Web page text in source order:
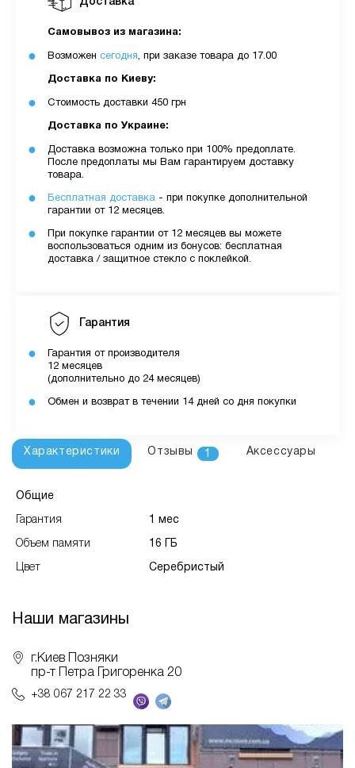
Самовывоз из магазина:
Возможен сегодня, при заказе товара до 17.00
Доставка по Киеву:
Стоимость доставки 450 грн
Доставка по Украине:
Доставка возможна только при 100% предоплате.
После предоплаты мы Вам гарантируем доставку
товара.
Бесплатная доставка - при покупке дополнительной
гарантии от 12 месяцев.
При покупке гарантии от 12 месяцев вы можете
воспользоваться одним из бонусов: бесплатная
доставка / защитное стекло с поклейкой.
Гарантия
Гарантия от производителя
12 месяцев
(дополнительно до 24 месяцев)
Обмен и возврат в течении 14 дней со дня покупки
Характеристики Отзывы 1 Аксессуары
Общие
Гарантия 1 мес
Объем памяти 16 ГБ
Цвет Серебристый
Наши магазины
г.Киев Позняки
пр-т Петра Григоренка 20
+38 067 217 22 33